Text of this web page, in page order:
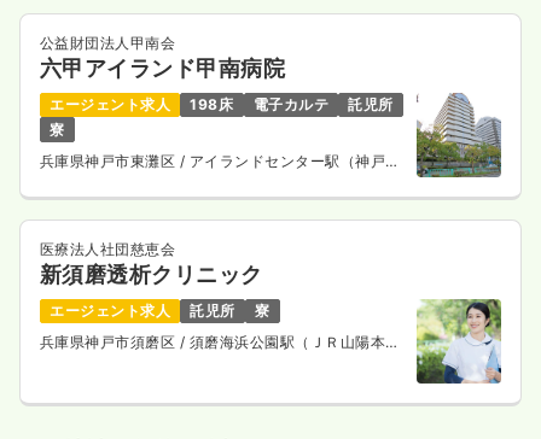
公益財団法人甲南会
六甲アイランド甲南病院
エージェント求人 198床 電子カルテ
託児所
寮
兵庫県神戸市東灘区 / アイランドセンター駅（神戸新
医療法人社団慈恵会
新須磨透析クリニック
エージェント求人 託児所
寮
兵庫県神戸市須磨区 / 須磨海浜公園駅（ＪＲ山陽本